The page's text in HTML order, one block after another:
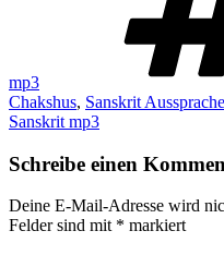
mp3
Chakshus, Sanskrit Aussprache
Sanskrit mp3
Schreibe einen
Deine E-Mail-Adresse wird
Felder sind mit * markiert